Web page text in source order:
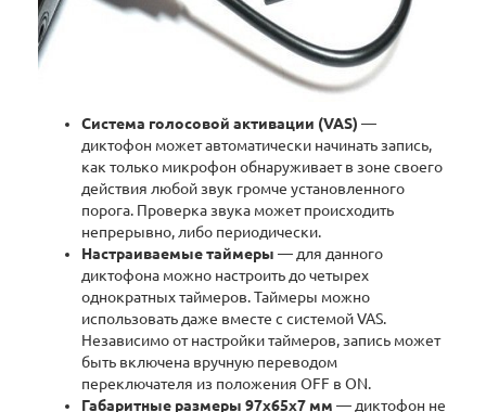
Система голосовой активации (VAS) —
диктофон может автоматически начинать запись,
как только микрофон обнаруживает в зоне своего
действия любой звук громче установленного
порога. Проверка звука может происходить
непрерывно, либо периодически.
Настраиваемые таймеры — для данного
диктофона можно настроить до четырех
однократных таймеров. Таймеры можно
использовать даже вместе с системой VAS.
Независимо от настройки таймеров, запись может
быть включена вручную переводом
переключателя из положения OFF в ON.
Габаритные размеры 97x65x7 мм — диктофон не